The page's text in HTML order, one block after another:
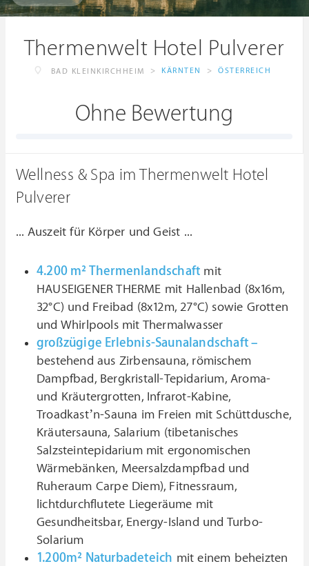
Thermenwelt Hotel Pulverer
BAD KLEINKIRCHHEIM > KÄRNTEN > ÖSTERREICH
Ohne Bewertung
Wellness & Spa im Thermenwelt Hotel
Pulverer
... Auszeit für Körper und Geist ...
4.200 m² Thermenlandschaft mit
HAUSEIGENER THERME mit Hallenbad (8x16m,
32°C) und Freibad (8x12m, 27°C) sowie Grotten
und Whirlpools mit Thermalwasser
großzügige Erlebnis-Saunalandschaft –
bestehend aus Zirbensauna, römischem
Dampfbad, Bergkristall-Tepidarium, Aroma-
und Kräutergrotten, Infrarot-Kabine,
Troadkast’n-Sauna im Freien mit Schüttdusche,
Kräutersauna, Salarium (tibetanisches
Salzsteintepidarium mit ergonomischen
Wärmebänken, Meersalzdampfbad und
Ruheraum Carpe Diem), Fitnessraum,
lichtdurchflutete Liegeräume mit
Gesundheitsbar, Energy-Island und Turbo-
Solarium
1.200m² Naturbadeteich mit einem beheizten